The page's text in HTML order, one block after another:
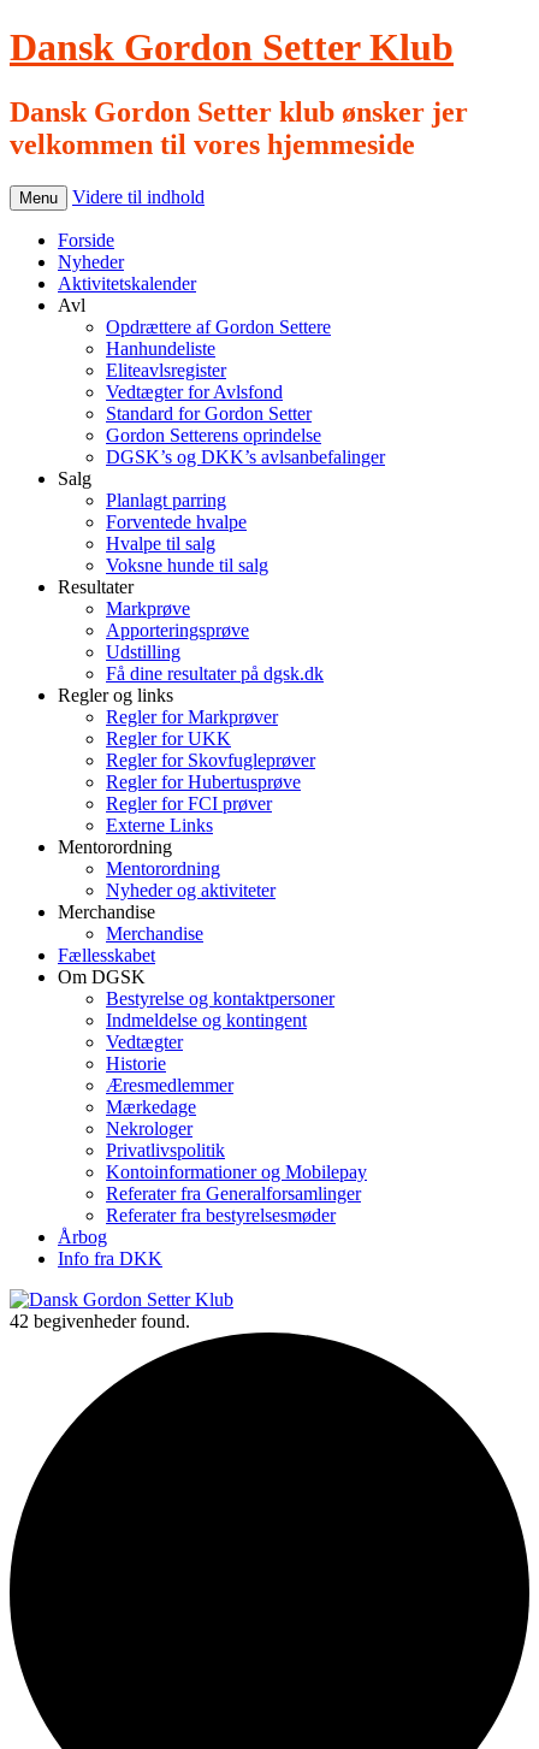
Dansk Gordon Setter Klub
Dansk Gordon Setter klub ønsker jer
velkommen til vores hjemmeside
Menu Videre til indhold
Forside
Nyheder
Aktivitetskalender
Avl
Opdrættere af Gordon Settere
Hanhundeliste
Eliteavlsregister
Vedtægter for Avlsfond
Standard for Gordon Setter
Gordon Setterens oprindelse
DGSK’s og DKK’s avlsanbefalinger
Salg
Planlagt parring
Forventede hvalpe
Hvalpe til salg
Voksne hunde til salg
Resultater
Markprøve
Apporteringsprøve
Udstilling
Få dine resultater på dgsk.dk
Regler og links
Regler for Markprøver
Regler for UKK
Regler for Skovfugleprøver
Regler for Hubertusprøve
Regler for FCI prøver
Externe Links
Mentorordning
Mentorordning
Nyheder og aktiviteter
Merchandise
Merchandise
Fællesskabet
Om DGSK
Bestyrelse og kontaktpersoner
Indmeldelse og kontingent
Vedtægter
Historie
Æresmedlemmer
Mærkedage
Nekrologer
Privatlivspolitik
Kontoinformationer og Mobilepay
Referater fra Generalforsamlinger
Referater fra bestyrelsesmøder
Årbog
Info fra DKK
42 begivenheder found.